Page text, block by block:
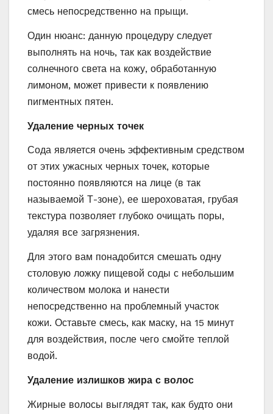
смесь непосредственно на прыщи.
Один нюанс: данную процедуру следует
выполнять на ночь, так как воздействие
солнечного света на кожу, обработанную
лимоном, может привести к появлению
пигментных пятен.
Удаление черных точек
Сода является очень эффективным средством
от этих ужасных черных точек, которые
постоянно появляются на лице (в так
называемой Т-зоне), ее шероховатая, грубая
текстура позволяет глубоко очищать поры,
удаляя все загрязнения.
Для этого вам понадобится смешать одну
столовую ложку пищевой соды с небольшим
количеством молока и нанести
непосредственно на проблемный участок
кожи. Оставьте смесь, как маску, на 15 минут
для воздействия, после чего смойте теплой
водой.
Удаление излишков жира с волос
Жирные волосы выглядят так, как будто они